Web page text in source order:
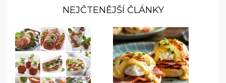
NEJČTENĚJŠÍ ČLÁNKY